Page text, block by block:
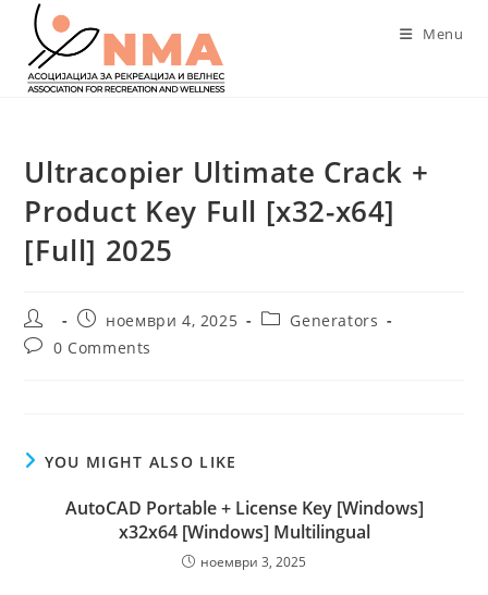
content
Menu
Ultracopier Ultimate Crack +
Product Key Full [x32-x64]
[Full] 2025
Post
author:
Post
published:
ноември 4, 2025
PostGenerators
Post0 Comments
YOU MIGHT ALSO LIKE
AutoCAD Portable + License Key [Windows]
x32x64 [Windows] Multilingual
ноември 3, 2025